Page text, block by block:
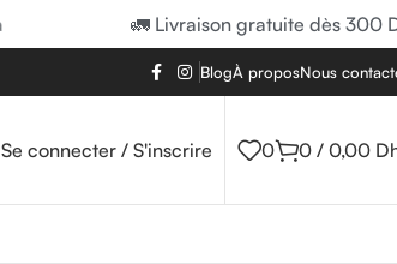
🚛 Livraison gratuite dès 300
BlogÀ proposNous
Se connecter / S'inscrire 0 0 / 0,00